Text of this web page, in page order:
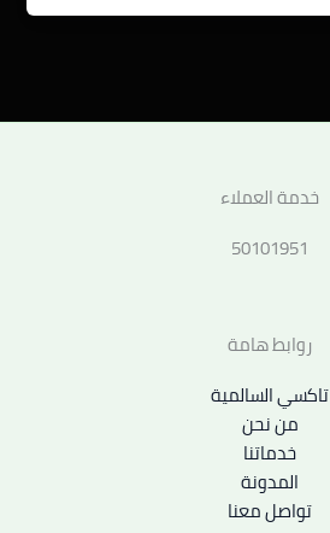
خدمة العملاء
50101951
روابط هامة
تاكسي السالمية
من نحن
خدماتنا
المدونة
تواصل معنا